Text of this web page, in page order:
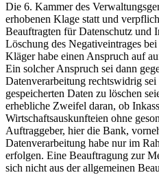
Die 6. Kammer des
erhobenen Klage statt und
Beauftragten für Datenschutz und
Löschung des Negativeintrages
Kläger habe einen Anspruch auf
Ein solcher Anspruch sei dann
Datenverarbeitung rechtswidrig
gespeicherten Daten zu löschen
erhebliche Zweifel daran, ob
Wirtschaftsauskunfteien ohne
Auftraggeber, hier die Bank,
Datenverarbeitung habe nur im
erfolgen. Eine Beauftragung zur
sich nicht aus der allgemeinen